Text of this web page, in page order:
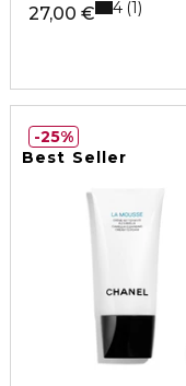
27,00 € 4 1
Best Seller
25%